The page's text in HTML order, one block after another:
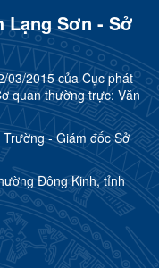
Sơn - Sở
03/2015 của Cục phát
quan thường trực: Văn
- Giám đốc Sở
Đông Kinh, tỉnh